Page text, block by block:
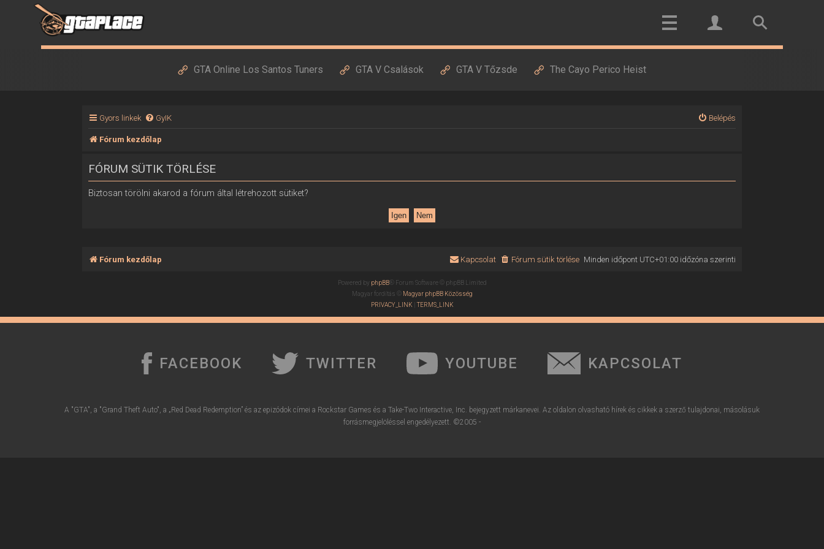
GTA Online Los Santos Tuners GTA V Csalások GTA V Tőzsde The Cayo Perico Heist
Gyors linkek GyIK Belépés
Fórum kezdőlap
FÓRUM SÜTIK TÖRLÉSE
Biztosan törölni akarod a fórum által létrehozott sütiket?
Fórum kezdőlap Minden időpont UTC+01:00időzóna szerinti
Fórum sütik törlése
Kapcsolat
Powered by phpBB® Forum Software © phpBB Limited
Magyar fordítás © Magyar phpBB Közösség
PRIVACY_LINK |TERMS_LINK
FACEBOOK TWITTER YOUTUBE KAPCSOLAT
A "GTA", a "Grand Theft Auto", a „Red Dead Redemption” és az epizódok címei a Rockstar Games és a Take-Two Interactive, Inc. bejegyzett márkanevei. Az oldalon olvasható hírek és cikkek a szerző tulajdonai, másolásuk
forrásmegjelöléssel engedélyezett. ©2005 -